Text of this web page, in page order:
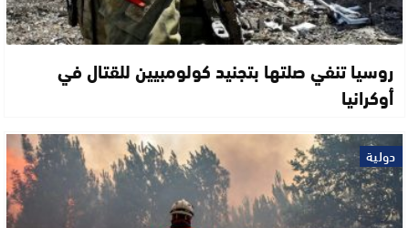
روسيا تنفي صلتها بتجنيد كولومبيين للقتال في
أوكرانيا
دولية